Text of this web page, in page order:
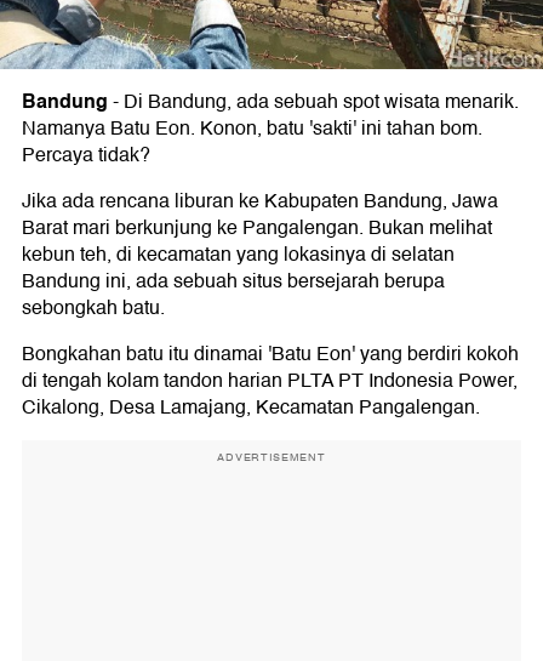
Bandung-Di Bandung, ada sebuah spot wisata menarik.
Namanya Batu Eon. Konon, batu 'sakti' ini tahan bom.
Percaya tidak?
Jika ada rencana liburan ke Kabupaten Bandung, Jawa
Barat mari berkunjung ke Pangalengan. Bukan melihat
kebun teh, di kecamatan yang lokasinya di selatan
Bandung ini, ada sebuah situs bersejarah berupa
sebongkah batu.
Bongkahan batu itu dinamai 'Batu Eon' yang berdiri kokoh
di tengah kolam tandon harian PLTA PT Indonesia Power,
Cikalong, Desa Lamajang, Kecamatan Pangalengan.
ADVERTISEMENT